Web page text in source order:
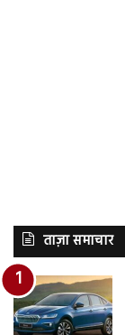
ताज़ा समाचार